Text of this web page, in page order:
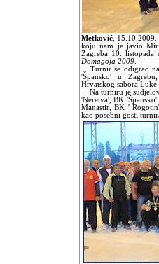
Metković
15.10.2009.
koju nam je javio
Zagreba 10.
Domagoja 2009
Turnir se odigrao na
'Špansko' u
Hrvatskog sabora Luke
Na turniru je
'Neretva', BK
Manastir, BK '
kao posebni gosti